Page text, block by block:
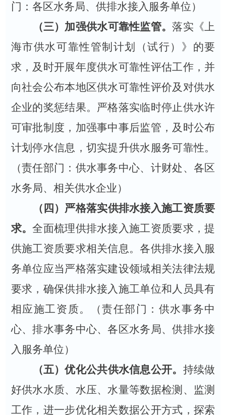
门：各区水务局、供排水接入服务单位）
（三） 加强供水可靠性监管。落实《上
海市供水可靠性管制计划（试行）》的要
求，及时开展年度供水可靠性评估工作，并
向社会公布本地区供水可靠性评价及对供水
企业的奖惩结果。 严格落实临时停止供水许
可审批制度，加强事中事后监管，及时公布
计划停水信息，切实提升供水服务可靠性。
（责任部门：供水事务中心、计财处、各区
水务局、相关供水企业）
（四）严格落实供排水接入施工资质要
求。全面梳理供排水接入施工资质要求，提
供施工资质要求相关信息。各供排水接入服
务单位应当严格落实建设领域相关法律法规
要求，确保供排水接入施工单位和人员具有
相应施工资质。（责任部门：供水事务中
心、排水事务中心、各区水务局、供排水接
入服务单位）
（五）优化公共供水信息公开。 持续做
好供水水质、水压、水量等数据检测、监测
工作，进一步优化相关数据公开方式， 探索